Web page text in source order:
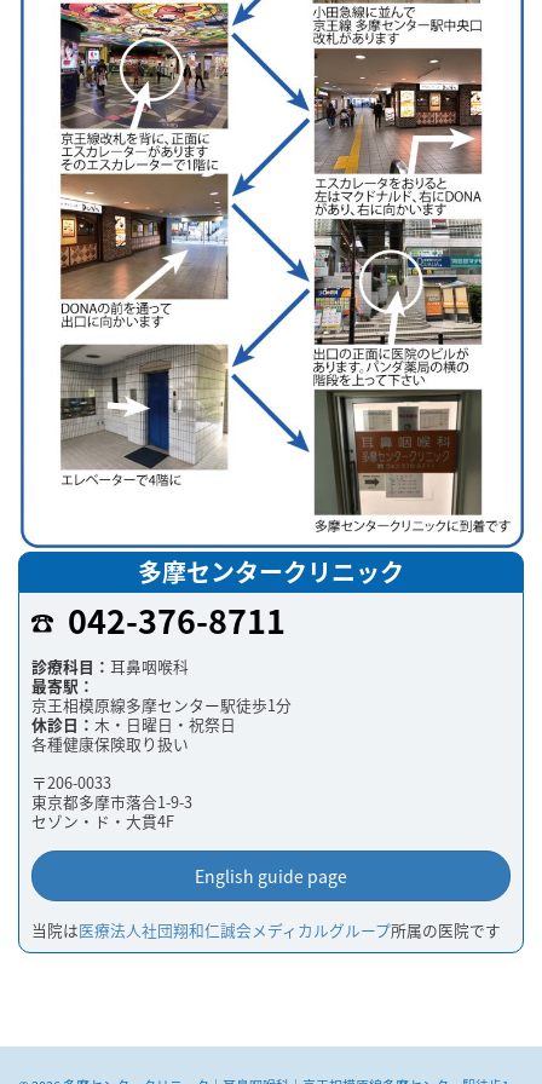
多摩センタークリニック
042-376-8711
診療科目： 耳鼻咽喉科
最寄駅：
京王相模原線多摩センター駅徒歩1分
休診日： 木・日曜日・祝祭日
各種健康保険取り扱い
〒206-0033
東京都多摩市落合1-9-3
セゾン・ド・大貫4F
English guide page
当院は医療法人社団翔和仁誠会メディカルグループ所属の医院です